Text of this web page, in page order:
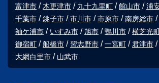
富津市 木更津市 九十九里町 館山市 浦
千葉市
銚子市 市川市 市原市 南房総市
袖ケ浦市
いすみ市 旭市 鴨川市 横芝光
御宿町
船橋市 習志野市 一宮町 君津市
大網白里市
山武市